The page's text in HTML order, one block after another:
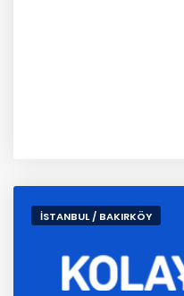
İSTANBUL / BAKIRKÖY